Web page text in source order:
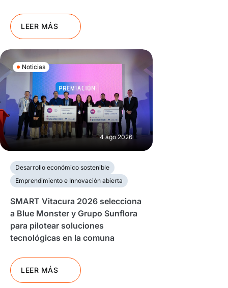
LEER MÁS
Noticias
4 ago 2026
Desarrollo económico sostenible
Emprendimiento e Innovación abierta
SMART Vitacura 2026 selecciona
a Blue Monster y Grupo Sunflora
para pilotear soluciones
tecnológicas en la comuna
LEER MÁS